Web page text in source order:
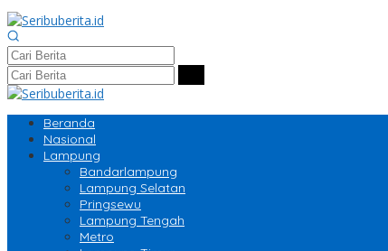
Beranda
Nasional
Lampung
Bandarlampung
Lampung Selatan
Pringsewu
Lampung Tengah
Metro